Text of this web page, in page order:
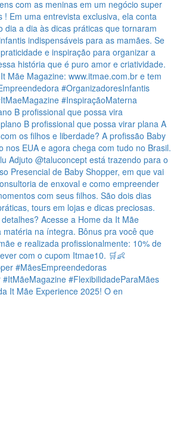
B profissional que possa vira
It Mãe Experience 2025! O en